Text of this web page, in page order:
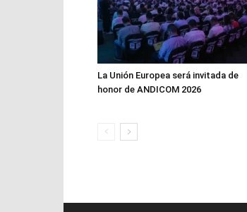
La Unión Europea será invitada de
honor de ANDICOM 2026